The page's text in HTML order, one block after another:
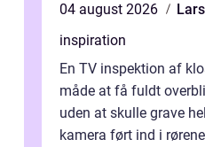
04 august 2026
inspiration
En TV inspektion af
måde at få fuldt
uden at skulle grave
kamera ført ind i